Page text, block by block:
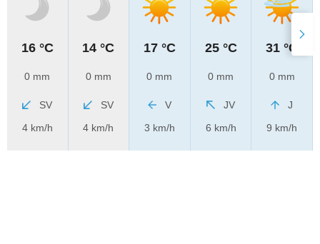
16 °C
0 mm
SV
4 km/h
14 °C
0 mm
SV
4 km/h
17 °C
0 mm
V
3 km/h
25 °C
0 mm
JV
6 km/h
31 °C
0 mm
J
9 km/h